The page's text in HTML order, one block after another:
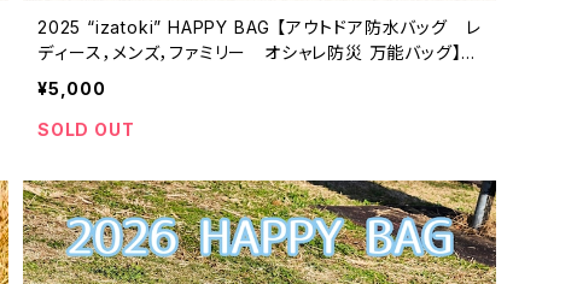
2025 “izatoki” HAPPY BAG 【アウトドア防水バッグ レ
ディース，メンズ，ファミリー オシャレ防災 万能バッグ】re
d × pink
¥5,000
SOLD OUT